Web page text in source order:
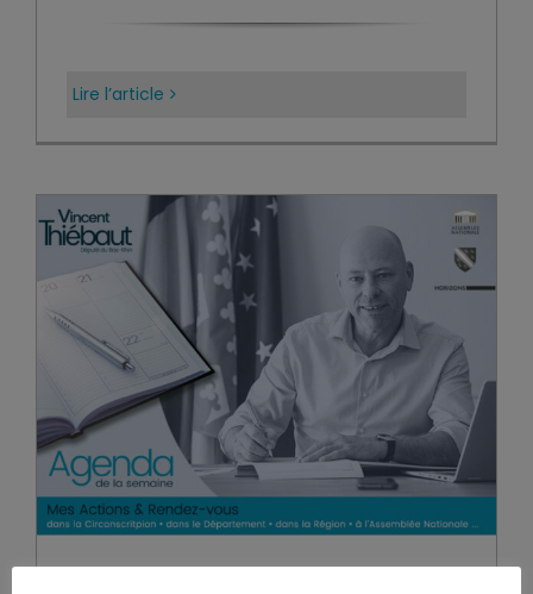
Lire l’article